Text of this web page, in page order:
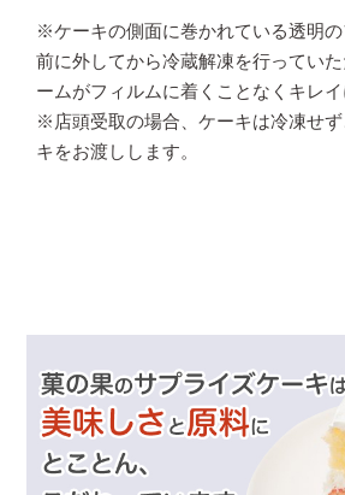
※ケーキの側面に巻かれている透明
前に外してから冷蔵解凍を行ってい
ームがフィルムに着くことなくキレイ
※店頭受取の場合、ケーキは冷凍せ
キをお渡しします。